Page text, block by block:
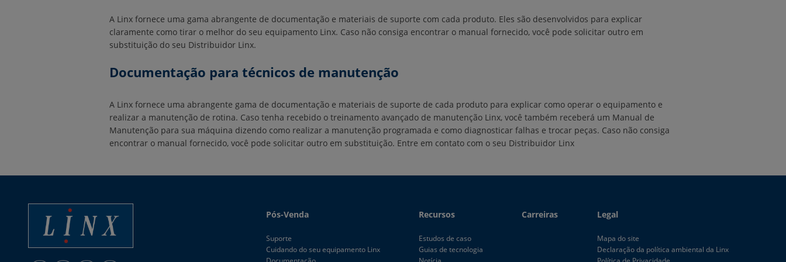
A Linx fornece uma gama abrangente de documentação e materiais de suporte com cada produto. Eles são desenvolvidos para explicar
claramente como tirar o melhor do seu equipamento Linx. Caso não consiga encontrar o manual fornecido, você pode solicitar outro em
substituição do seu Distribuidor Linx.
Documentação para técnicos de manutenção
A Linx fornece uma abrangente gama de documentação e materiais de suporte de cada produto para explicar como operar o equipamento e
realizar a manutenção de rotina. Caso tenha recebido o treinamento avançado de manutenção Linx, você também receberá um Manual de
Manutenção para sua máquina dizendo como realizar a manutenção programada e como diagnosticar falhas e trocar peças. Caso não consiga
encontrar o manual fornecido, você pode solicitar outro em substituição. Entre em contato com o seu Distribuidor Linx
Linx Printing Technologies
Pós-Venda
Suporte
Cuidando do seu equipamento Linx
Recursos
Estudos de caso
Guias de tecnologia
Carreiras Legal
Mapa do site
Declaração da política ambiental da Linx